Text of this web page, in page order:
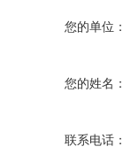
您的单位
您的姓名
联系电话